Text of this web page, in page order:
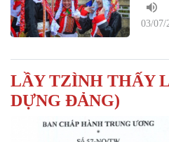
03/07/
LẦY TZÌNH THẤY
DỰNG ĐẢNG)